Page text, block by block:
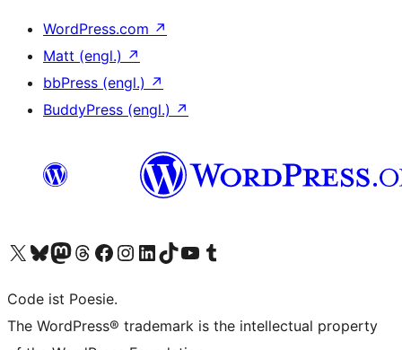
WordPress.com ↗
Matt (engl.) ↗
bbPress (engl.) ↗
BuddyPress (engl.) ↗
Unser X-Konto (früher Twitter) besuchen
Unser Bluesky-Konto besuchen
Unser Mastodon-Konto besuchen
Unser Threads-Konto besuchen
Unsere Facebook-Seite besuchen
Unser Instagram-Konto besuchen
Unser LinkedIn-Konto besuchen
Unser TikTok-Konto besuchen
Unseren YouTube-Kanal besuchen
Unser Tumblr-Konto besuchen
Code ist Poesie.
The WordPress® trademark is the intellectual property